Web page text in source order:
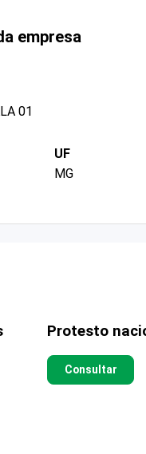
empresa
01
UF
MG
Protesto
Consultar